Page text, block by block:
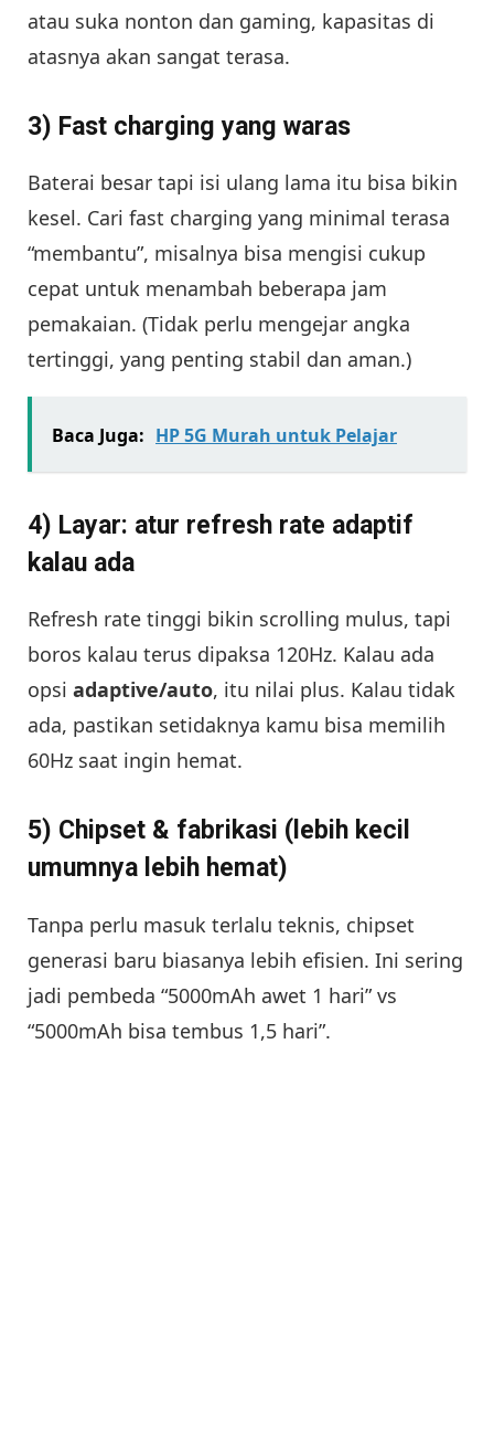
atau suka nonton dan gaming, kapasitas di
atasnya akan sangat terasa.
3) Fast charging yang waras
Baterai besar tapi isi ulang lama itu bisa bikin
kesel. Cari fast charging yang minimal terasa
“membantu”, misalnya bisa mengisi cukup
cepat untuk menambah beberapa jam
pemakaian. (Tidak perlu mengejar angka
tertinggi, yang penting stabil dan aman.)
Baca Juga: HP 5G Murah untuk Pelajar
4) Layar: atur refresh rate adaptif
kalau ada
Refresh rate tinggi bikin scrolling mulus, tapi
boros kalau terus dipaksa 120Hz. Kalau ada
opsi adaptive/auto, itu nilai plus. Kalau tidak
ada, pastikan setidaknya kamu bisa memilih
60Hz saat ingin hemat.
5) Chipset & fabrikasi (lebih kecil
umumnya lebih hemat)
Tanpa perlu masuk terlalu teknis, chipset
generasi baru biasanya lebih efisien. Ini sering
jadi pembeda “5000mAh awet 1 hari” vs
“5000mAh bisa tembus 1,5 hari”.